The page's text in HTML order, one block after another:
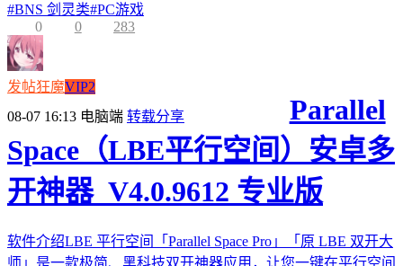
#BNS 剑灵类#PC游戏
0
0 283
发帖狂魔VIP2
08-07 16:13 电脑端 转载分享
Parallel
Space（LBE平行空间）安卓多
开神器_V4.0.9612 专业版
软件介绍LBE 平行空间「Parallel Space Pro」「原 LBE 双开大
师」是一款极简、黑科技双开神器应用，让您一键在平行空间